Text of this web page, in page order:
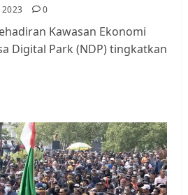
2023 0
Kawasan Ekonomi
Digital Park (NDP) tingkatkan